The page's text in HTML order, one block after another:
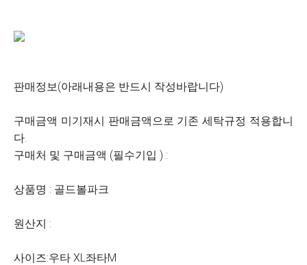
판매정보(아래내용은 반드시 작성바랍니다)
구매금액 미기재시 판매금액으로 기존 세탁규정 적용합니
다.
구매처 및 구매금액 (필수기입 ) :
상품명 : 골드볼파크
원산지 :
사이즈:우타 XL좌타M